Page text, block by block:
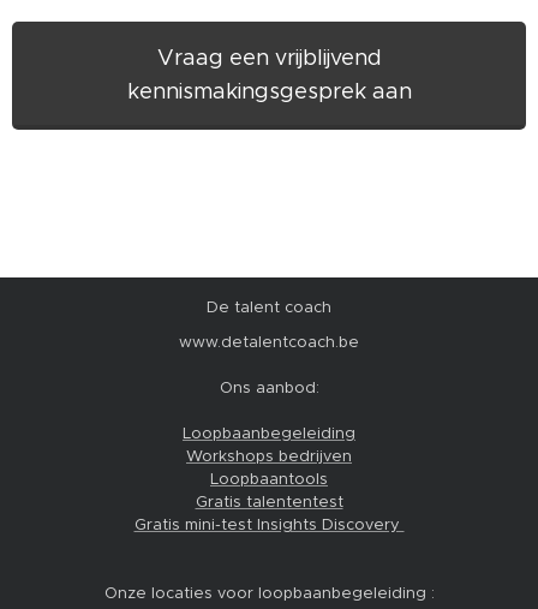
Vraag een vrijblijvend
kennismakingsgesprek aan
De talent coach
www.detalentcoach.be
Ons aanbod:
Loopbaanbegeleiding
Workshops bedrijven
Loopbaantools
Gratis talententest
Gratis mini-test Insights Discovery
Onze locaties voor loopbaanbegeleiding :